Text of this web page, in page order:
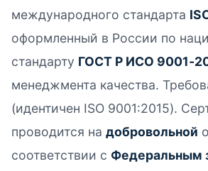
международного стандарта
оформленный в России по
стандарту ГОСТ Р ИСО
менеджмента качества.
(идентичен ISO 9001:2015).
проводится на добровольной
соответствии с Федеральным